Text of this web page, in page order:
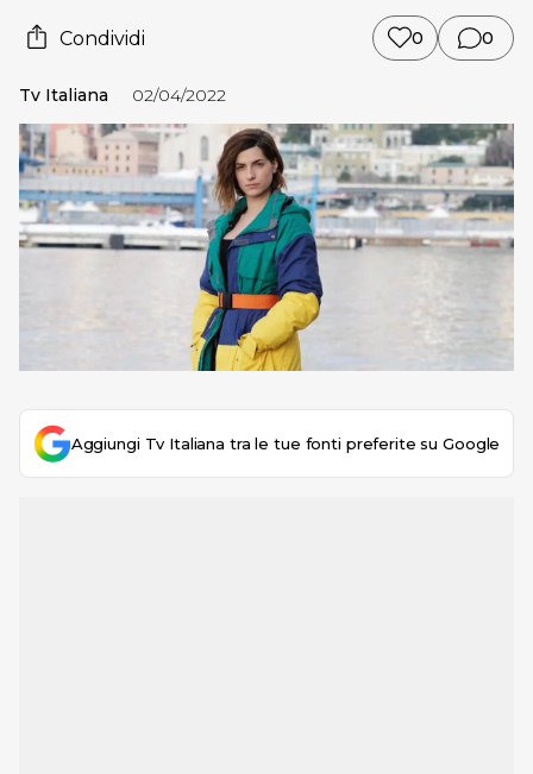
Condividi 0 0
Tv Italiana 02/04/2022
Aggiungi Tv Italiana tra le tue fonti preferite su Google